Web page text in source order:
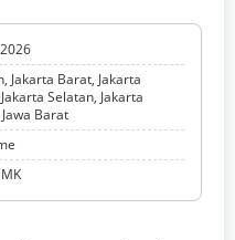
Jakarta Barat, Jakarta
Selatan, Jakarta
Barat